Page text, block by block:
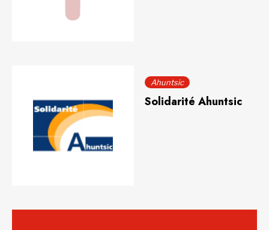
Ahuntsic
Solidarité Ahuntsic